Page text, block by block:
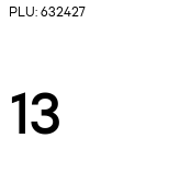
PLU: 632427
13